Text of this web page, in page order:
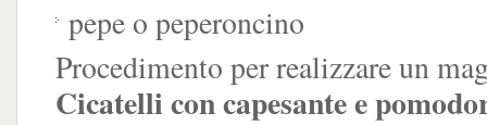
pepe o peperoncino
Procedimento per realizzare un
Cicatelli con capesante e